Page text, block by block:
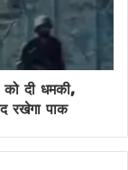
the semi-
the 5 big
को दी धमकी,
रखेगा पाक